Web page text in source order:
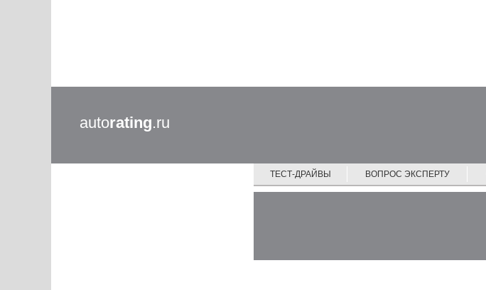
autorating.ru
ТЕСТ-ДРАЙВЫ ВОПРОС ЭКСПЕРТУ